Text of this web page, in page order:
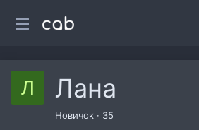
Л Лана
Новичок · 35